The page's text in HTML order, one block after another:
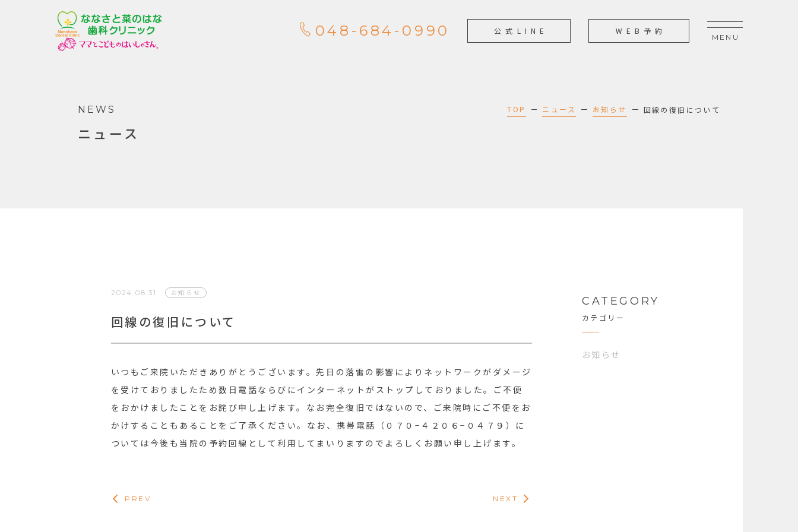
048-684-0990 公式LINE WEB予約
NEWS
ニュース
TOP ニュース お知らせ 回線の復旧について
2024.08.31 お知らせ
回線の復旧について
いつもご来院いただきありがとうございます。先日の落雷の影響によりネットワークがダメージ
を受けておりましたため数日電話ならびにインターネットがストップしておりました。ご不便
をおかけましたことをお詫び申し上げます。なお完全復旧ではないので、ご来院時にご不便をお
かけすることもあることをご了承ください。なお、携帯電話（０７０−４２０６−０４７９）に
ついては今後も当院の予約回線として利用してまいりますのでよろしくお願い申し上げます。
PREV NEXT
CATEGORY
カテゴリー
お知らせ